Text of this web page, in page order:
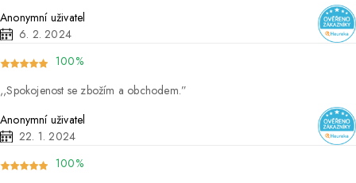
Anonymní uživatel
6. 2. 2024
100%
Spokojenost se zbožím a obchodem.
Anonymní uživatel
22. 1. 2024
100%